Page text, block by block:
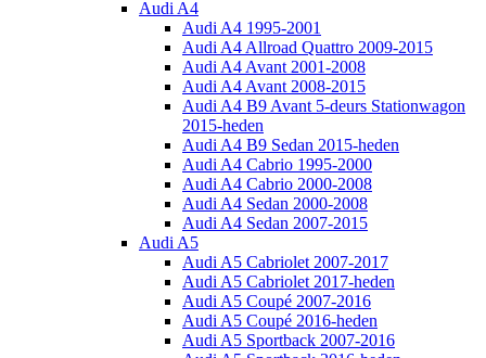
Audi A4
Audi A4 1995-2001
Audi A4 Allroad Quattro 2009-2015
Audi A4 Avant 2001-2008
Audi A4 Avant 2008-2015
Audi A4 B9 Avant 5-deurs Stationwagon
2015-heden
Audi A4 B9 Sedan 2015-heden
Audi A4 Cabrio 1995-2000
Audi A4 Cabrio 2000-2008
Audi A4 Sedan 2000-2008
Audi A4 Sedan 2007-2015
Audi A5
Audi A5 Cabriolet 2007-2017
Audi A5 Cabriolet 2017-heden
Audi A5 Coupé 2007-2016
Audi A5 Coupé 2016-heden
Audi A5 Sportback 2007-2016